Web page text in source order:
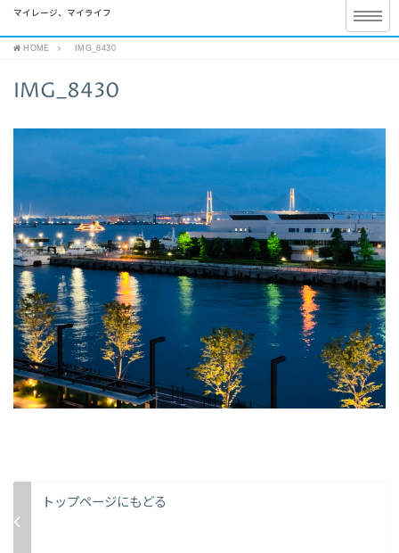
マイレージ、マイライフ
HOME IMG_8430
IMG_8430
トップページにもどる